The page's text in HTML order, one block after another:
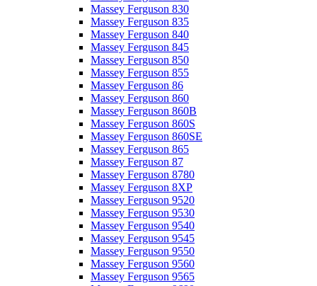
Massey Ferguson 830
Massey Ferguson 835
Massey Ferguson 840
Massey Ferguson 845
Massey Ferguson 850
Massey Ferguson 855
Massey Ferguson 86
Massey Ferguson 860
Massey Ferguson 860B
Massey Ferguson 860S
Massey Ferguson 860SE
Massey Ferguson 865
Massey Ferguson 87
Massey Ferguson 8780
Massey Ferguson 8XP
Massey Ferguson 9520
Massey Ferguson 9530
Massey Ferguson 9540
Massey Ferguson 9545
Massey Ferguson 9550
Massey Ferguson 9560
Massey Ferguson 9565